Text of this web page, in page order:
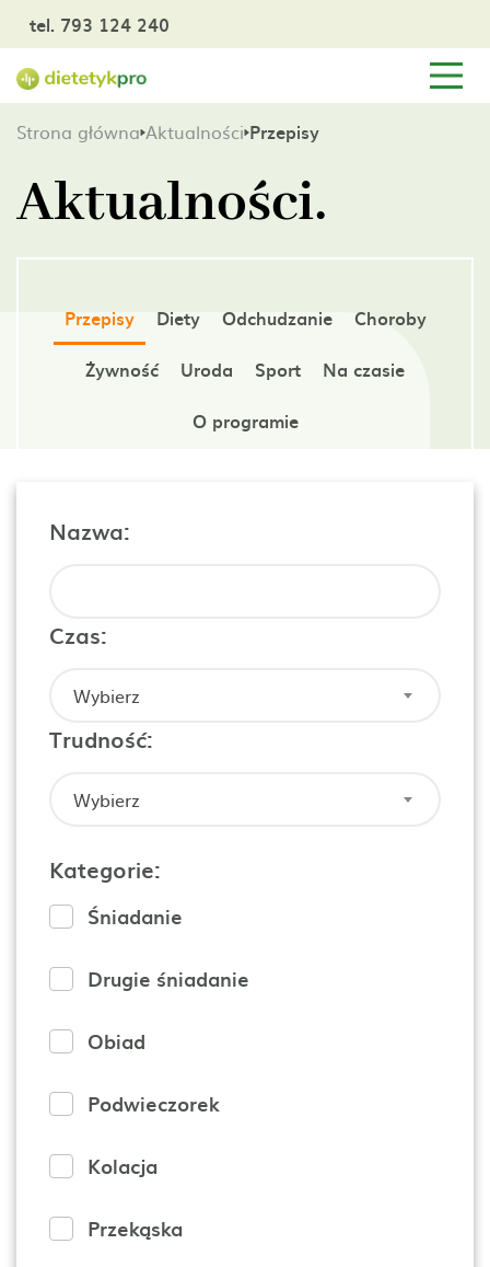
tel. 793 124 240
Strona główna Aktualności Przepisy
Aktualności.
Przepisy Diety Odchudzanie
Choroby
Żywność
Uroda Sport
Na czasie
O programie
Nazwa:
Czas:
Wybierz
Trudność:
Wybierz
Kategorie:
Śniadanie
Drugie śniadanie
Obiad
Podwieczorek
Kolacja
Przekąska